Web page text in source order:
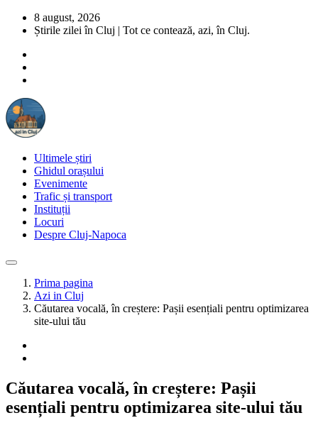
8 august, 2026
Știrile zilei în Cluj | Tot ce contează, azi, în Cluj.
Ultimele știri
Ghidul orașului
Evenimente
Trafic și transport
Instituții
Locuri
Despre Cluj-Napoca
Prima pagina
Azi in Cluj
Căutarea vocală, în creștere: Pașii esențiali pentru optimizarea
site-ului tău
Căutarea vocală, în creștere: Pașii
esențiali pentru optimizarea site-ului tău